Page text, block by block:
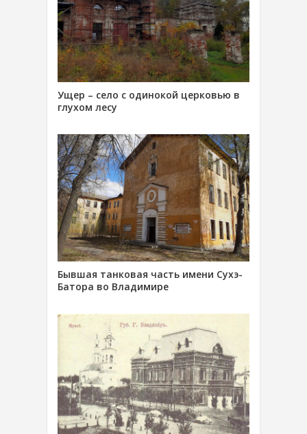
Ущер – село с одинокой церковью в
глухом лесу
Бывшая танковая часть имени Сухэ-
Батора во Владимире